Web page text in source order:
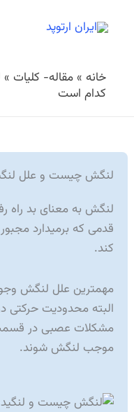
خانه » مقاله- كلیات »
كدام است
لنگش چیست و علل
لنگش به معنای بد راه
قدمی كه برمیدارد
كند.
مهمترین علل لنگش
البته محدودیت حرکتی
مشکلات عصبی در
موجب لنگش شوند.